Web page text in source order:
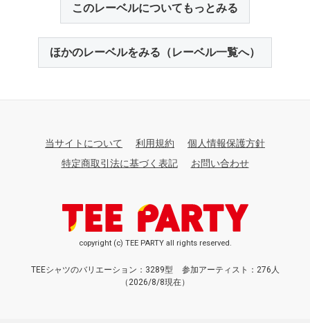
このレーベルについてもっとみる
ほかのレーベルをみる（レーベル一覧へ）
当サイトについて 利用規約
個人情報保護方針
特定商取引法に基づく表記
お問い合わせ
copyright (c) TEE PARTY all rights reserved.
TEEシャツのバリエーション：3289型
参加アーティスト：276人
（2026/8/8現在）